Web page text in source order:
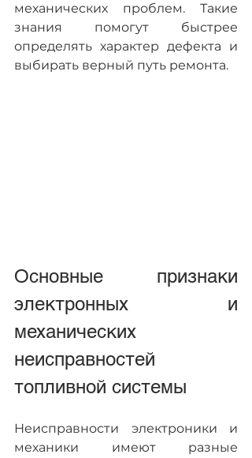
механических проблем. Такие
знания помогут быстрее
определять характер дефекта и
выбирать верный путь ремонта.
Основные признаки
электронных и
механических
неисправностей
топливной системы
Неисправности электроники и
механики имеют разные